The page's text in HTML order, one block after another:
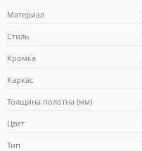
Материал
Стиль
Кромка
Каркас
Толщина полотна (мм)
Цвет
Тип